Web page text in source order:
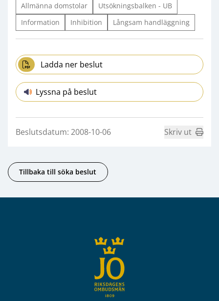
Allmänna domstolar
Utsökningsbalken - UB
Information
Inhibition Långsam handläggning
Ladda ner beslut
Lyssna på beslut
Beslutsdatum: 2008-10-06 Skriv ut
Tillbaka till söka beslut